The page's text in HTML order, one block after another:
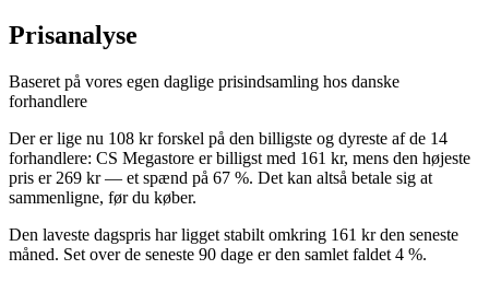
Prisanalyse
Baseret på vores egen daglige prisindsamling hos danske
forhandlere
Der er lige nu 108 kr forskel på den billigste og dyreste af de 14
forhandlere: CS Megastore er billigst med 161 kr, mens den højeste
pris er 269 kr — et spænd på 67 %. Det kan altså betale sig at
sammenligne, før du køber.
Den laveste dagspris har ligget stabilt omkring 161 kr den seneste
måned. Set over de seneste 90 dage er den samlet faldet 4 %.